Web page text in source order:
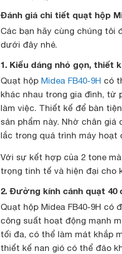
Đánh giá chi tiết quạt hộp
Các bạn hãy cùng chúng tôi
dưới đây nhé.
1. Kiểu dáng nhỏ gọn, thiết
Quạt hộp Midea FB40-9H có
khác nhau trong gia đình, từ
làm việc. Thiết kế để bàn
sản phẩm này. Nhờ chân
lắc trong quá trình máy hoạt
Với sự kết hợp của 2 tone
trọng tinh tế và hiện đại cho
2. Đường kính cánh quạt 40
Quạt hộp Midea FB40-9H
công suất hoạt động mạnh
tối đa, có thể làm mát khắp
thiết kế nan gió có thể đảo